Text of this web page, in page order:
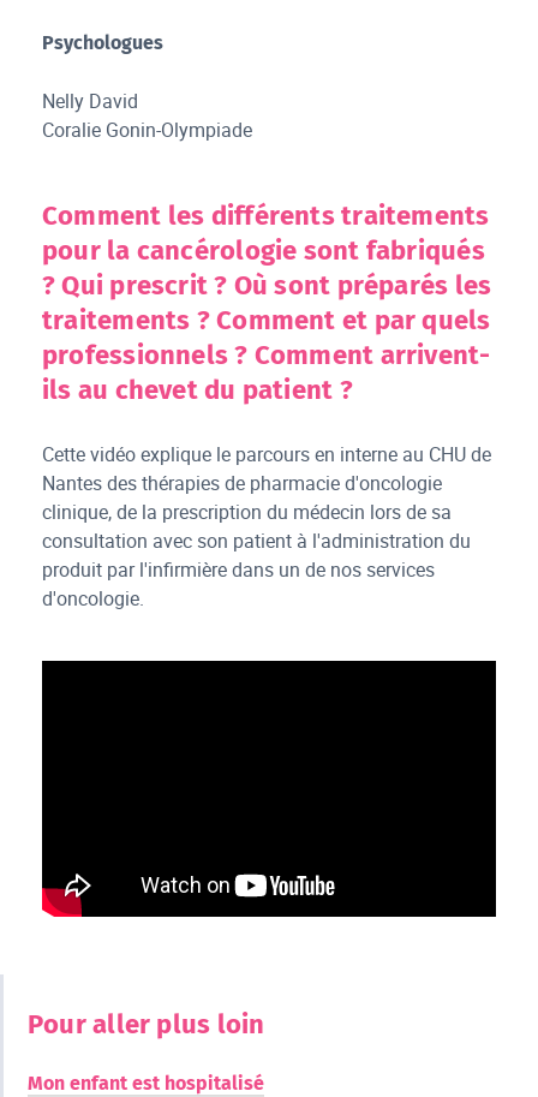
Psychologues
Nelly David
Coralie Gonin-Olympiade
Comment les différents traitements
pour la cancérologie sont fabriqués
? Qui prescrit ? Où sont préparés les
traitements ? Comment et par quels
professionnels ? Comment arrivent-
ils au chevet du patient ?
Cette vidéo explique le parcours en interne au CHU de
Nantes des thérapies de pharmacie d'oncologie
clinique, de la prescription du médecin lors de sa
consultation avec son patient à l'administration du
produit par l'infirmière dans un de nos services
d'oncologie.
Pour aller plus loin
Mon enfant est hospitalisé